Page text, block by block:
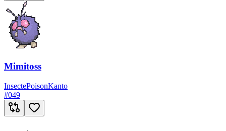
Mimitoss
InsectePoisonKanto
#049